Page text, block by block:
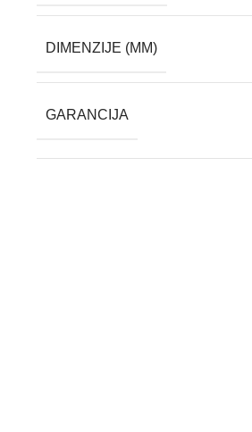
DIMENZIJE (MM)
GARANCIJA